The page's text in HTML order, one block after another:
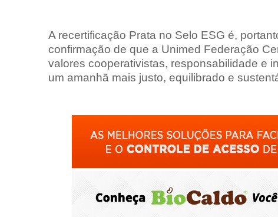
A recertificação Prata no Selo ESG é,
confirmação de que a Unimed Federação
valores cooperativistas, responsabilidade e
um amanhã mais justo, equilibrado e